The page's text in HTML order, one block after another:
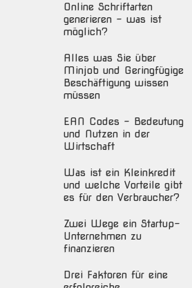
Online Schriftarten
generieren – was ist
möglich?
Alles was Sie über
Minjob und Geringfügige
Beschäftigung wissen
müssen
EAN Codes – Bedeutung
und Nutzen in der
Wirtschaft
Was ist ein Kleinkredit
und welche Vorteile gibt
es für den Verbraucher?
Zwei Wege ein Startup-
Unternehmen zu
finanzieren
Drei Faktoren für eine